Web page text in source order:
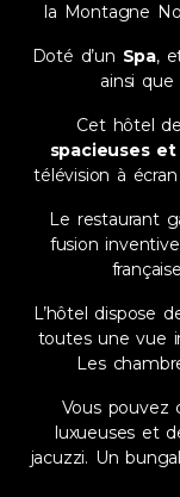
la Montagne
Doté d’un Spa,
ainsi que
Cet hôtel de
spacieuses
télévision à
Le restaurant
fusion
L’hôtel dispose
toutes une vue
Les
Vous pouvez
luxueuses et
jacuzzi. Un